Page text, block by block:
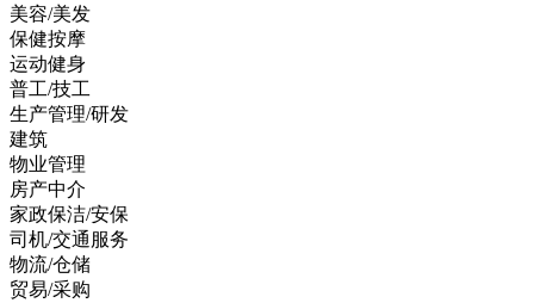
美容/美发
保健按摩
运动健身
普工/技工
生产管理/研发
建筑
物业管理
房产中介
家政保洁/安保
司机/交通服务
物流/仓储
贸易/采购